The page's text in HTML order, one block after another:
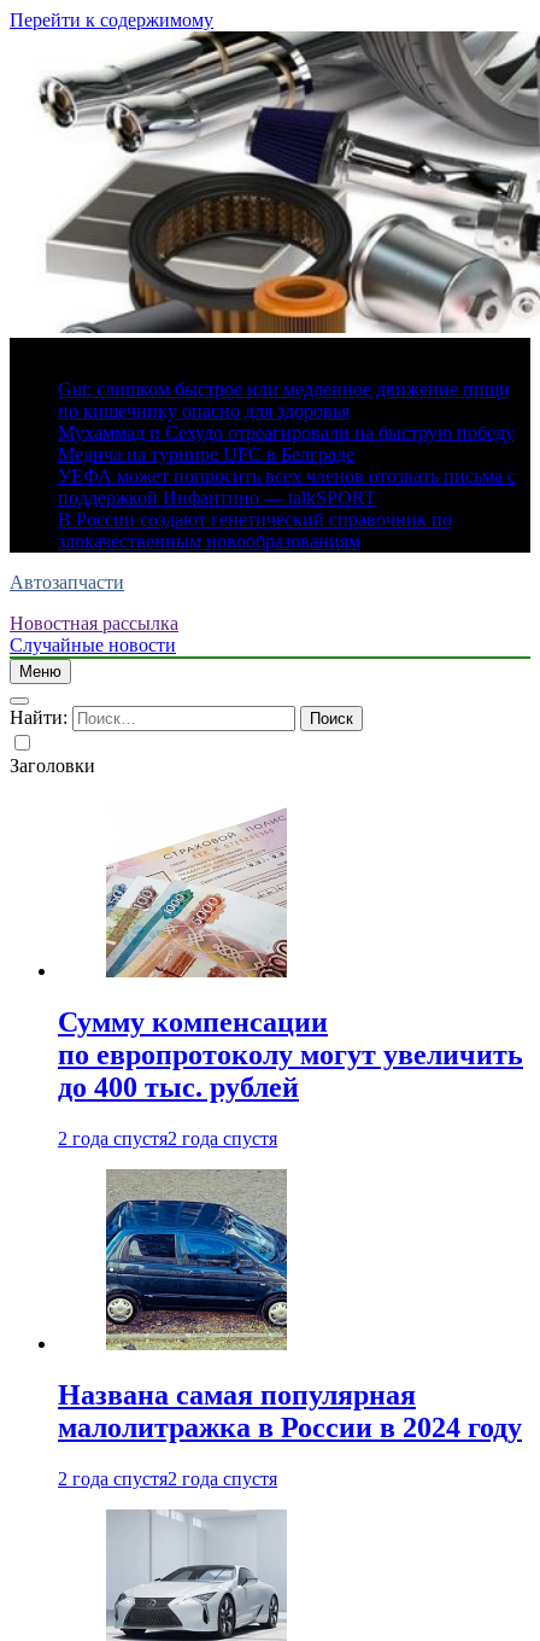
Перейти к содержимому
Gut: слишком быстрое или медленное движение пищи
по кишечнику опасно для здоровья
Мухаммад и Сехудо отреагировали на быструю победу
Медича на турнире UFC в Белграде
УЕФА может попросить всех членов отозвать письма с
поддержкой Инфантино — talkSPORT
В России создают генетический справочник по
злокачественным новообразованиям
Автозапчасти
Новостная рассылка
Случайные новости
Меню
Найти:
Заголовки
Сумму компенсации
по европротоколу могут увеличить
до 400 тыс. рублей
2 года спустя2 года спустя
Названа самая популярная
малолитражка в России в 2024 году
2 года спустя2 года спустя